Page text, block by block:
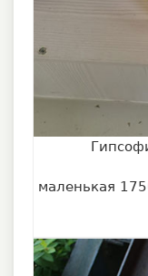
маленькая